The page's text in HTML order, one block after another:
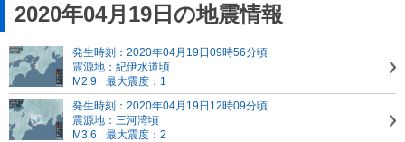
2020年04月19日の地震情報
発生時刻：2020年04月19日09時56分頃
震源地：紀伊水道頃
M2.9
最大震度：1
発生時刻：2020年04月19日12時09分頃
震源地：三河湾頃
M3.6
最大震度：2